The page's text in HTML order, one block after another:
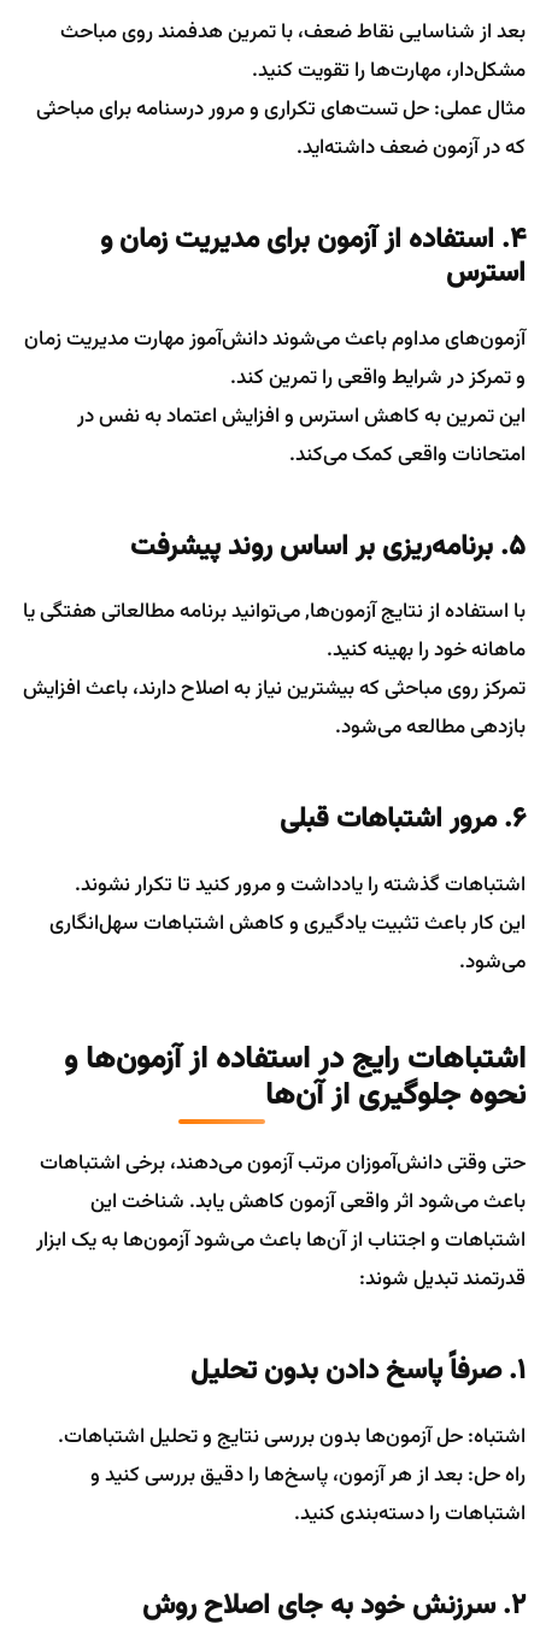
بعد از شناسایی نقاط ضعف، با تمرین هدفمند روی مباحث
مشکل‌دار، مهارت‌ها را تقویت کنید.
مثال عملی: حل تست‌های تکراری و مرور درسنامه برای مباحثی
که در آزمون ضعف داشته‌اید.
4. استفاده از آزمون برای مدیریت زمان و
استرس
آزمون‌های مداوم باعث می‌شوند دانش‌آموز مهارت مدیریت زمان
و تمرکز در شرایط واقعی را تمرین کند.
این تمرین به کاهش استرس و افزایش اعتماد به نفس در
امتحانات واقعی کمک می‌کند.
5. برنامه‌ریزی بر اساس روند پیشرفت
با استفاده از نتایج آزمون‌ها, می‌توانید برنامه مطالعاتی هفتگی یا
ماهانه خود را بهینه کنید.
تمرکز روی مباحثی که بیشترین نیاز به اصلاح دارند، باعث افزایش
بازدهی مطالعه می‌شود.
6. مرور اشتباهات قبلی
اشتباهات گذشته را یادداشت و مرور کنید تا تکرار نشوند.
این کار باعث تثبیت یادگیری و کاهش اشتباهات سهل‌انگاری
می‌شود.
اشتباهات رایج در استفاده از آزمون‌ها و
نحوه جلوگیری از آن‌ها
حتی وقتی دانش‌آموزان مرتب آزمون می‌دهند، برخی اشتباهات
باعث می‌شود اثر واقعی آزمون کاهش یابد. شناخت این
اشتباهات و اجتناب از آن‌ها باعث می‌شود آزمون‌ها به یک ابزار
قدرتمند تبدیل شوند:
1. صرفاً پاسخ دادن بدون تحلیل
اشتباه: حل آزمون‌ها بدون بررسی نتایج و تحلیل اشتباهات.
راه حل: بعد از هر آزمون، پاسخ‌ها را دقیق بررسی کنید و
اشتباهات را دسته‌بندی کنید.
2. سرزنش خود به جای اصلاح روش